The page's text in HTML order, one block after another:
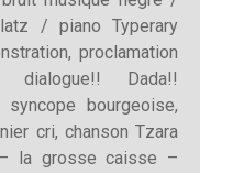
/ piano Typerary
proclamation
dialogue!! Dada!!
syncope bourgeoise,
cri, chanson Tzara
la grosse caisse –